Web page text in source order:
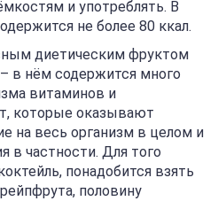
и употреблять. В
не более 80 ккал.
диетическим фруктом
в нём содержится много
витаминов и
которые оказывают
на весь организм в целом и
в частности. Для того
понадобится взять
половину